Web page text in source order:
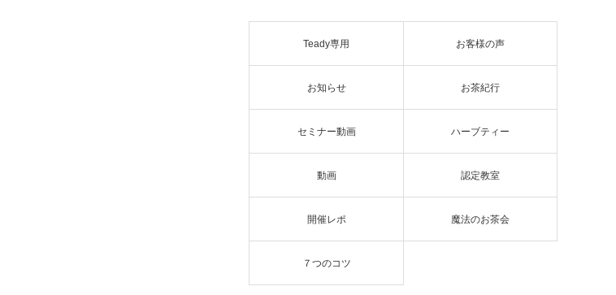
Teady専用 お客様の声
お知らせ お茶紀行
セミナー動画 ハーブティー
動画 認定教室
開催レポ 魔法のお茶会
７つのコツ